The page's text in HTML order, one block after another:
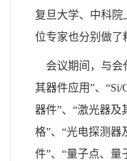
复旦大学、中科
位专家也分别做了
会议期间，与会
其器件应用”、“Si/
器件”、“激光器及
格”、“光电探测器
件”、“量子点、量